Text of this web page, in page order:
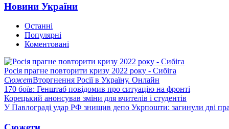
Новини України
Останні
Популярні
Коментовані
Росія прагне повторити кризу 2022 року - Сибіга
СюжетВторгнення Росії в Україну. Онлайн
170 боїв: Генштаб повідомив про ситуацію на фронті
Корецький анонсував зміни для вчителів і студентів
У Павлограді удар РФ знищив депо Укрпошти: загинули дві